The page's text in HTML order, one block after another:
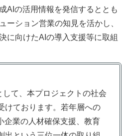
AIの活用情報を発信するととも
ーション営業の知見を活かし、
に向けたAIの導入支援等に取組
て、本プロジェクトの社会
けております。若年層への
企業の人材確保支援、教育